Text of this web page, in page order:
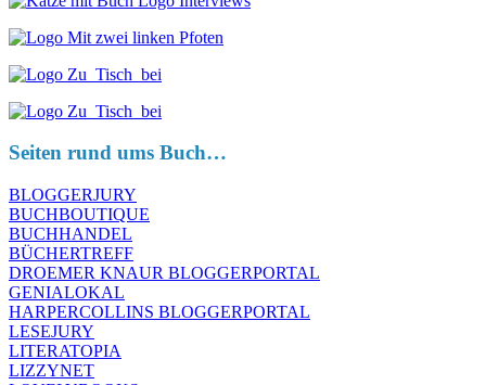
Seiten rund ums Buch…
BLOGGERJURY
BUCHBOUTIQUE
BUCHHANDEL
BÜCHERTREFF
DROEMER KNAUR BLOGGERPORTAL
GENIALOKAL
HARPERCOLLINS BLOGGERPORTAL
LESEJURY
LITERATOPIA
LIZZYNET